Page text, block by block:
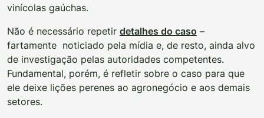
vinícolas gaúchas.
Não é necessário repetir detalhes do caso –
fartamente noticiado pela mídia e, de resto, ainda alvo
de investigação pelas autoridades competentes.
Fundamental, porém, é refletir sobre o caso para que
ele deixe lições perenes ao agronegócio e aos demais
setores.